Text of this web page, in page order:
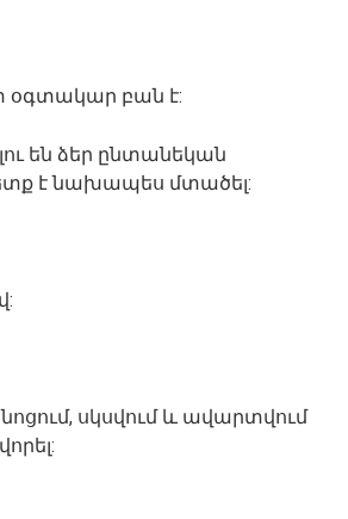
օգտակար բան է:
են ձեր ընտանեկան
է նախապես մտածել:
սկսվում և ավարտվում